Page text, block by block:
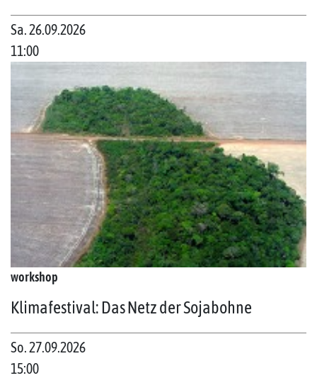
Sa. 26.09.2026
11:00
workshop
Klimafestival: Das Netz der Sojabohne
So. 27.09.2026
15:00